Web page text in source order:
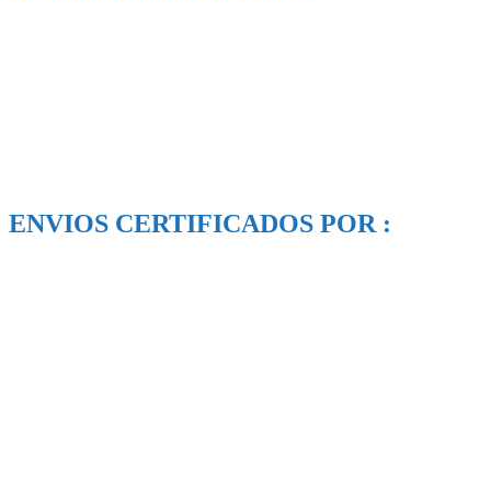
ENVIOS CERTIFICADOS POR :